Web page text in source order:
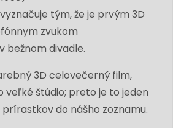
tým, že je prvým 3D
zvukom
bežnom divadle.
3D celovečerný film,
veľké štúdio; preto je to jeden
do nášho zoznamu.